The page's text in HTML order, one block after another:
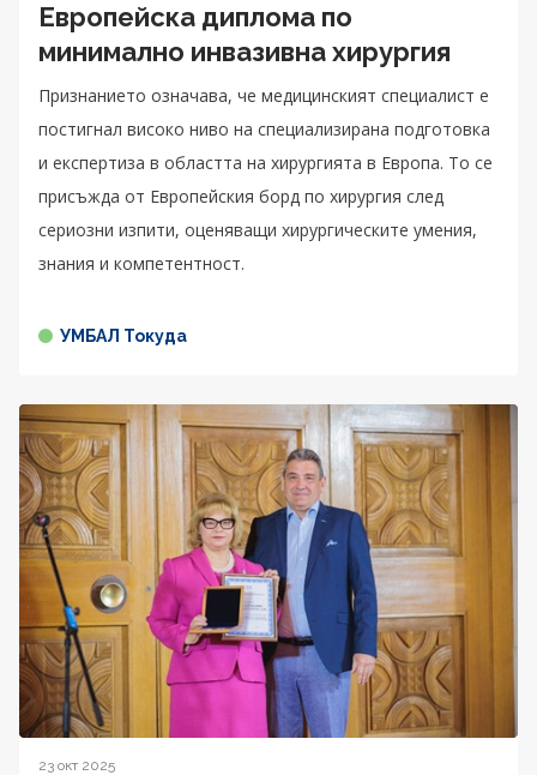
Европейска диплома по
минимално инвазивна хирургия
Признанието означава, че медицинският специалист е
постигнал високо ниво на специализирана подготовка
и експертиза в областта на хирургията в Европа. То се
присъжда от Европейския борд по хирургия след
сериозни изпити, оценяващи хирургическите умения,
знания и компетентност.
УМБАЛ Токуда
23 окт 2025